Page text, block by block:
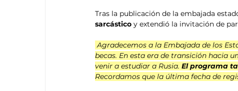
Tras la publicación de la embajada
sarcástico y extendió la invitación de
Agradecemos a la Embajada de los
becas. En esta era de transición hacia
venir a estudiar a Rusia. El programa
Recordamos que la última fecha de